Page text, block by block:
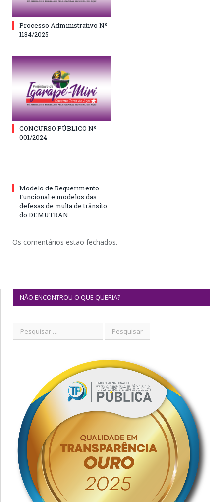
Processo Administrativo Nº
1134/2025
CONCURSO PÚBLICO Nº
001/2024
Modelo de Requerimento
Funcional e modelos das
defesas de multa de trânsito
do DEMUTRAN
Os comentários estão fechados.
NÃO ENCONTROU O QUE QUERIA?